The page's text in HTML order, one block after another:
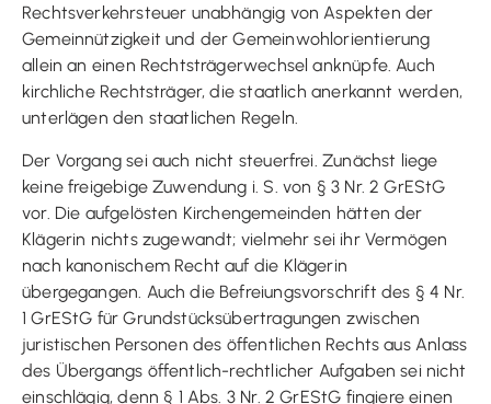
Rechtsverkehrsteuer unabhängig von Aspekten der
Gemeinnützigkeit und der Gemeinwohlorientierung
allein an einen Rechtsträgerwechsel anknüpfe. Auch
kirchliche Rechtsträger, die staatlich anerkannt werden,
unterlägen den staatlichen Regeln.
Der Vorgang sei auch nicht steuerfrei. Zunächst liege
keine freigebige Zuwendung i. S. von § 3 Nr. 2 GrEStG
vor. Die aufgelösten Kirchengemeinden hätten der
Klägerin nichts zugewandt; vielmehr sei ihr Vermögen
nach kanonischem Recht auf die Klägerin
übergegangen. Auch die Befreiungsvorschrift des § 4 Nr.
1 GrEStG für Grundstücksübertragungen zwischen
juristischen Personen des öffentlichen Rechts aus Anlass
des Übergangs öffentlich-rechtlicher Aufgaben sei nicht
einschlägig, denn § 1 Abs. 3 Nr. 2 GrEStG fingiere einen